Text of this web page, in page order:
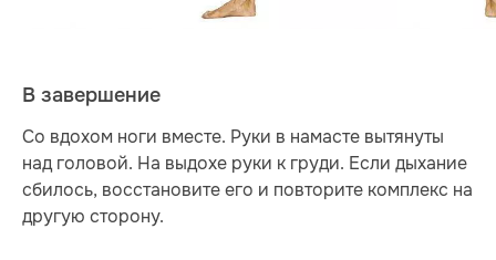
В завершение
Со вдохом ноги вместе. Руки в намасте вытянуты
над головой. На выдохе руки к груди. Если дыхание
сбилось, восстановите его и повторите комплекс на
другую сторону.